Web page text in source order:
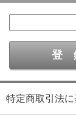
特定商取引法に